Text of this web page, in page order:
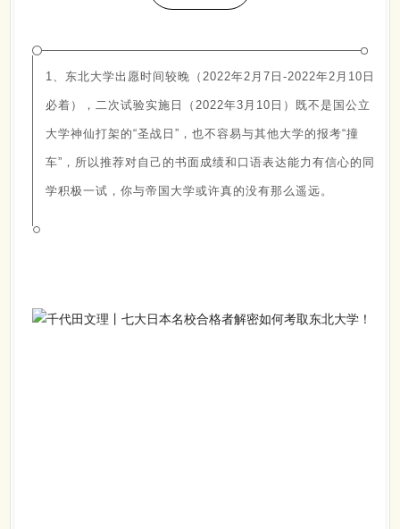
1、东北大学出愿时间较晚（2022年2月7日-2022年2月10日
必着），二次试验实施日（2022年3月10日）既不是国公立
大学神仙打架的“圣战日”，也不容易与其他大学的报考“撞
车”，所以推荐对自己的书面成绩和口语表达能力有信心的同
学积极一试，你与帝国大学或许真的没有那么遥远。